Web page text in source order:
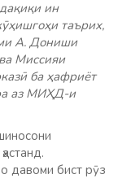
ин
таърих,
А. Дониши
Миссияи
ба ҳафриёт
аз МИҲД-и
давоми бист рӯз